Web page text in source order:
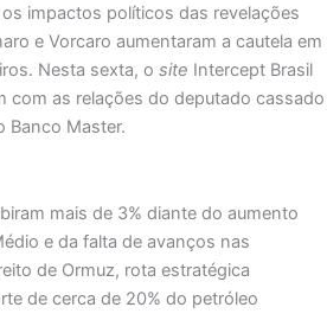
impactos políticos das revelações
e Vorcaro aumentaram a cautela em
Nesta sexta, o site Intercept Brasil
com as relações do deputado cassado
Banco Master.
mais de 3% diante do aumento
e da falta de avanços nas
de Ormuz, rota estratégica
de cerca de 20% do petróleo